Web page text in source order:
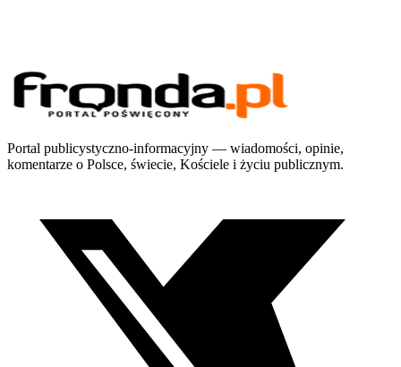
Portal publicystyczno-informacyjny — wiadomości, opinie,
komentarze o Polsce, świecie, Kościele i życiu publicznym.